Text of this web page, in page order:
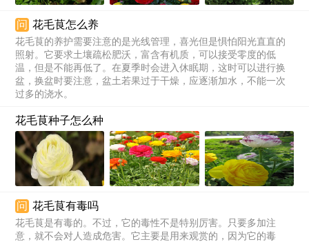
问 花毛茛怎么养
花毛茛的养护需要注意的是光线管理，喜光但是惧怕阳光直直的
照射。它要求土壤疏松肥沃，富含有机质，可以接受零度的低
温，但是不能再低了。在夏季时会进入休眠期，这时可以进行换
盆，换盆时要注意，盆土若果过于干燥，应逐渐加水，不能一次
过多的浇水。
花毛茛种子怎么种
问 花毛茛有毒吗
花毛茛是有毒的。不过，它的毒性不是特别厉害。只要多加注
意，就不会对人造成危害。它主要是用来观赏的，因为它的毒